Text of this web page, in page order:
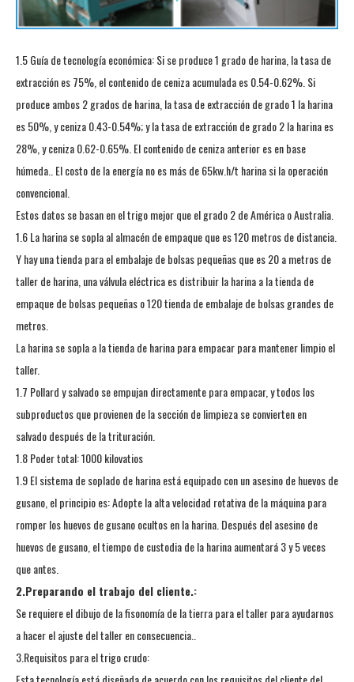
1.5 Guía de tecnología económica: Si se produce 1 grado de harina, la tasa de
extracción es 75%, el contenido de ceniza acumulada es 0.54-0.62%. Si
produce ambos 2 grados de harina, la tasa de extracción de grado 1 la harina
es 50%, y ceniza 0.43-0.54%; y la tasa de extracción de grado 2 la harina es
28%, y ceniza 0.62-0.65%. El contenido de ceniza anterior es en base
húmeda.. El costo de la energía no es más de 65kw.h/t harina si la operación
convencional.
Estos datos se basan en el trigo mejor que el grado 2 de América o Australia.
1.6 La harina se sopla al almacén de empaque que es 120 metros de distancia.
Y hay una tienda para el embalaje de bolsas pequeñas que es 20 a metros de
taller de harina, una válvula eléctrica es distribuir la harina a la tienda de
empaque de bolsas pequeñas o 120 tienda de embalaje de bolsas grandes de
metros.
La harina se sopla a la tienda de harina para empacar para mantener limpio el
taller.
1.7 Pollard y salvado se empujan directamente para empacar, y todos los
subproductos que provienen de la sección de limpieza se convierten en
salvado después de la trituración.
1.8 Poder total: 1000 kilovatios
1.9 El sistema de soplado de harina está equipado con un asesino de huevos de
gusano, el principio es: Adopte la alta velocidad rotativa de la máquina para
romper los huevos de gusano ocultos en la harina. Después del asesino de
huevos de gusano, el tiempo de custodia de la harina aumentará 3 y 5 veces
que antes.
2.Preparando el trabajo del cliente.:
Se requiere el dibujo de la fisonomía de la tierra para el taller para ayudarnos
a hacer el ajuste del taller en consecuencia..
3.Requisitos para el trigo crudo: